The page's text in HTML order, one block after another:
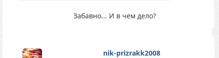
Забавно... И в чем дело?
nik-prizrakk2008